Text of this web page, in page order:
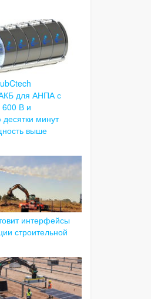
для АНПА с
В и
минут
выше
интерфейсы
строительной